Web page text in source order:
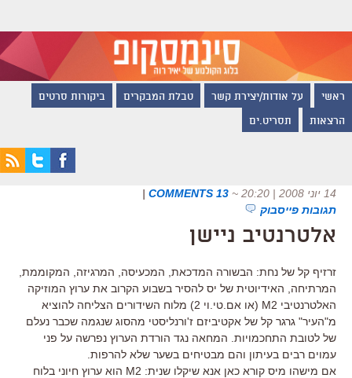
ראשי על אודות/יצירת קשר טבלת המבקרים ביקורות סרטים
הרצאות תסריט.ים
14 יוני 2008 | 20:20 ~
13 COMMENTS
|
תגובות פייסבוק
אלטרנטיב ניישן
זרזיף קל של נחת: הבשורה המדכאת, המכעיסה, המרגיזה, המקוממת,
המרתיחה, האידיוטית של יס להסיר בשבוע הקרוב את ערוץ המוזיקה
האלטרנטיבי M2 (או אם.טי.וי 2) מלוח השידורים הצליחה להוציא
מ"העיר" גרגר קל של אקטיביזם ז'ורנליסטי מהסוג שנגמה שכבר נעלם
של לטובת התחכמויות. המחאה נגד הורדת הערוץ נפרשה על פני
עמוים רבים בעיתון והם מבטיחים בשער שלא להרפות.
אם מישהו מיס קורא כאן אנא שיקלו שנית: M2 הוא ערוץ חיוני בלוח